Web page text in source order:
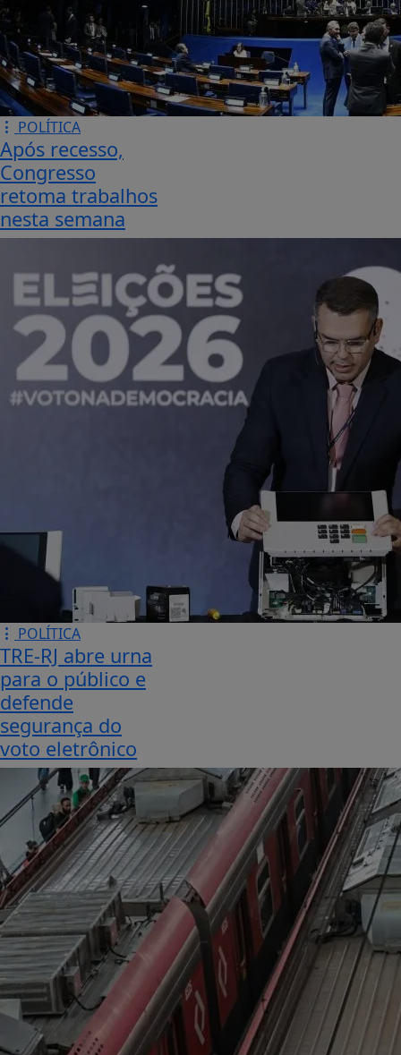
POLÍTICA
Após recesso,
Congresso
retoma trabalhos
nesta semana
POLÍTICA
TRE-RJ abre urna
para o público e
defende
segurança do
voto eletrônico